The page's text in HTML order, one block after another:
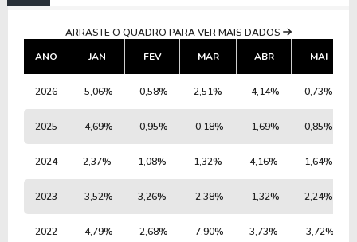
ARRASTE O QUADRO PARA VER MAIS DADOS
ANO
JAN FEV MAR ABR MAI
2026 -5,06% -0,58% 2,51% -4,14% 0,73%
2025 -4,69% -0,95% -0,18% -1,69% 0,85%
2024 2,37% 1,08% 1,32% 4,16% 1,64%
2023 -3,52% 3,26% -2,38% -1,32% 2,24%
2022 -4,79% -2,68% -7,90% 3,73% -3,72%